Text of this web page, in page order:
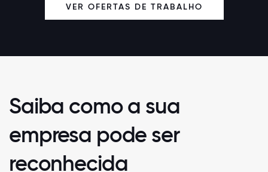
VER OFERTAS DE TRABALHO
Saiba como a sua
empresa pode ser
reconhecida